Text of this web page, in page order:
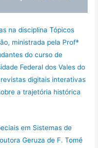
na disciplina Tópicos
ministrada pela Profª
do curso de
Federal dos Vales do
digitais interativas
a trajetória histórica
em Sistemas de
Geruza de F. Tomé